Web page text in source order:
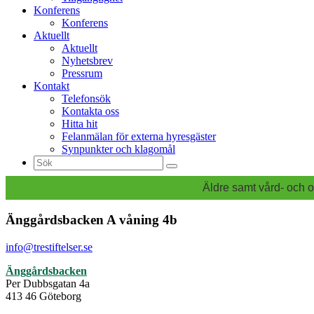
Konferens
Konferens
Aktuellt
Aktuellt
Nyhetsbrev
Pressrum
Kontakt
Telefonsök
Kontakta oss
Hitta hit
Felanmälan för externa hyresgäster
Synpunkter och klagomål
Sök
efter:
Äldre samt vård- och
Änggårdsbacken A våning 4b
info@trestiftelser.se
Änggårdsbacken
Per Dubbsgatan 4a
413 46 Göteborg